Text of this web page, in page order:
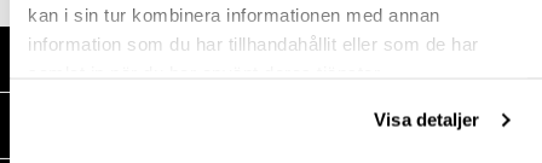
kan i sin tur kombinera informationen med annan
information som du har tillhandahållit eller som de har
Visa detaljer